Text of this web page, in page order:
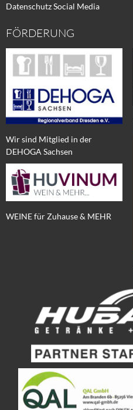
Datenschutz Social Media
FÖRDERUNG
Wir sind Mitglied in der
DEHOGA Sachsen
WEINE für Zuhause & MEHR